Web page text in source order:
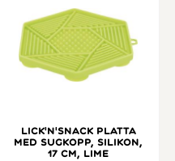
Lick'n'Snack platta
med sugkopp, silikon,
17 cm, lime